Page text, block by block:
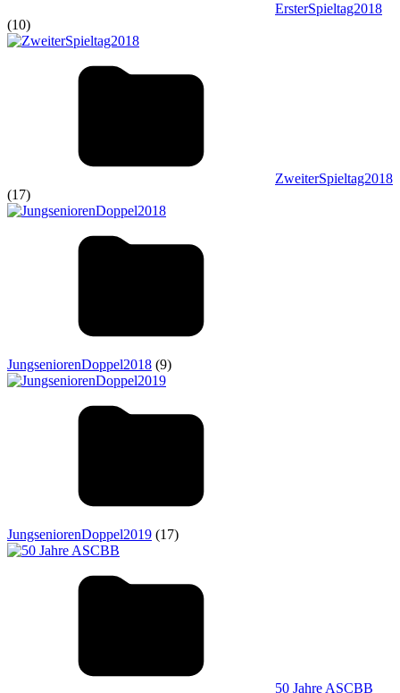
ErsterSpieltag2018
(10)
ZweiterSpieltag2018
(17)
JungseniorenDoppel2018 (9)
JungseniorenDoppel2019 (17)
50 Jahre ASCBB